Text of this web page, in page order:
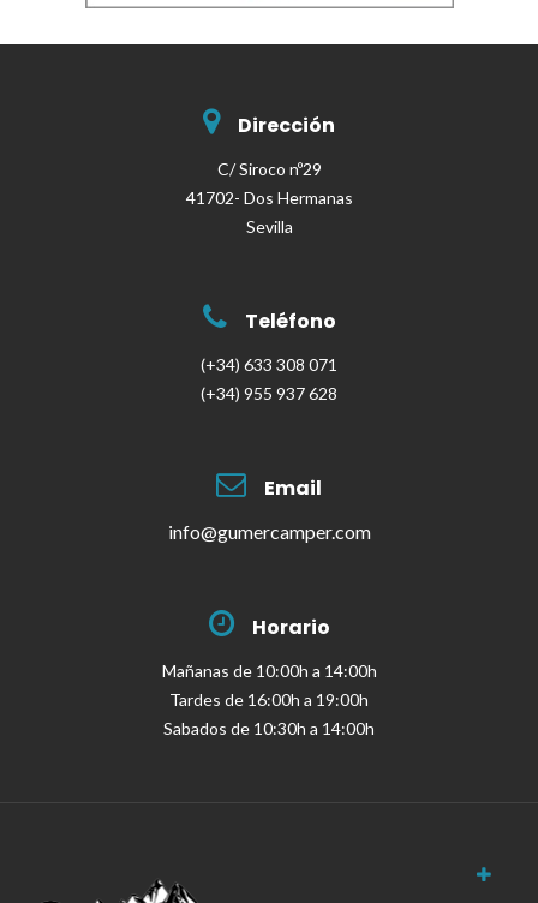
Dirección
C/ Siroco nº29
41702- Dos Hermanas
Sevilla
Teléfono
(+34) 633 308 071
(+34) 955 937 628
Email
info@gumercamper.com
Horario
Mañanas de 10:00h a 14:00h
Tardes de 16:00h a 19:00h
Sabados de 10:30h a 14:00h